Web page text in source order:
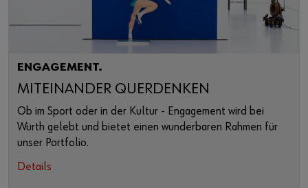
ENGAGEMENT.
MITEINANDER QUERDENKEN
Ob im Sport oder in der Kultur - Engagement wird bei
Würth gelebt und bietet einen wunderbaren Rahmen für
unser Portfolio.
Details